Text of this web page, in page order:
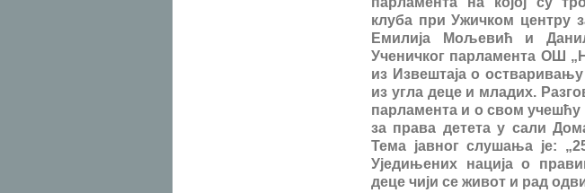
клуба при Ужичком центру
Емилија Мољевић и
Ученичког парламента ОШ
из Извештаја о
из угла деце и младих.
парламента и о свом
за права детета у сали
Тема јавног слушања је:
Уједињених нација о
деце чији се живот и рад